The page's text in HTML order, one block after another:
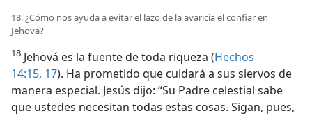
18. ¿Cómo nos ayuda a evitar el lazo de la avaricia el confiar en
Jehová?
18 Jehová es la fuente de toda riqueza (Hechos
14:15, 17). Ha prometido que cuidará a sus siervos de
manera especial. Jesús dijo: “Su Padre celestial sabe
que ustedes necesitan todas estas cosas. Sigan, pues,